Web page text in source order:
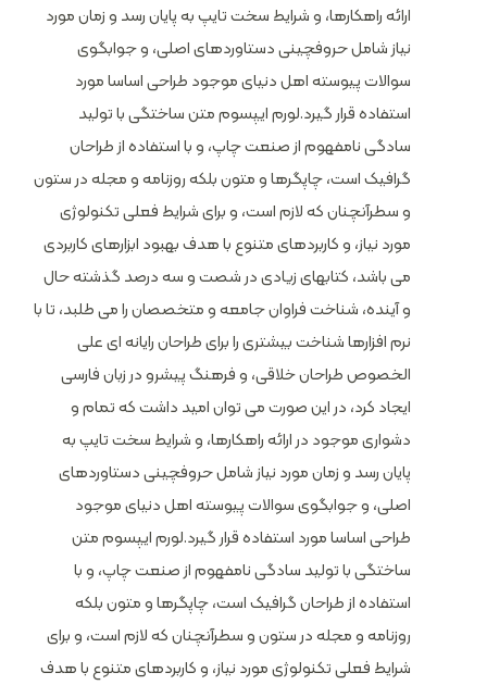
ارائه راهکارها، و شرایط سخت تایپ به پایان رسد و زمان مورد
نیاز شامل حروفچینی دستاوردهای اصلی، و جوابگوی
سوالات پیوسته اهل دنیای موجود طراحی اساسا مورد
استفاده قرار گیرد.لورم ایپسوم متن ساختگی با تولید
سادگی نامفهوم از صنعت چاپ، و با استفاده از طراحان
گرافیک است، چاپگرها و متون بلکه روزنامه و مجله در ستون
و سطرآنچنان که لازم است، و برای شرایط فعلی تکنولوژی
مورد نیاز، و کاربردهای متنوع با هدف بهبود ابزارهای کاربردی
می باشد، کتابهای زیادی در شصت و سه درصد گذشته حال
و آینده، شناخت فراوان جامعه و متخصصان را می طلبد، تا با
نرم افزارها شناخت بیشتری را برای طراحان رایانه ای علی
الخصوص طراحان خلاقی، و فرهنگ پیشرو در زبان فارسی
ایجاد کرد، در این صورت می توان امید داشت که تمام و
دشواری موجود در ارائه راهکارها، و شرایط سخت تایپ به
پایان رسد و زمان مورد نیاز شامل حروفچینی دستاوردهای
اصلی، و جوابگوی سوالات پیوسته اهل دنیای موجود
طراحی اساسا مورد استفاده قرار گیرد.لورم ایپسوم متن
ساختگی با تولید سادگی نامفهوم از صنعت چاپ، و با
استفاده از طراحان گرافیک است، چاپگرها و متون بلکه
روزنامه و مجله در ستون و سطرآنچنان که لازم است، و برای
شرایط فعلی تکنولوژی مورد نیاز، و کاربردهای متنوع با هدف